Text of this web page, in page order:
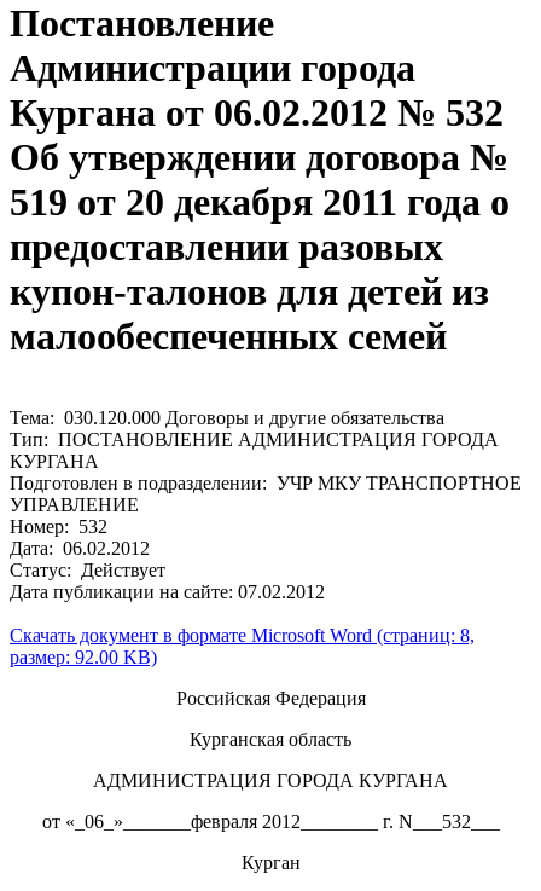
Постановление
Администрации города
Кургана от 06.02.2012 № 532
Об утверждении договора №
519 от 20 декабря 2011 года о
предоставлении разовых
купон-талонов для детей из
малообеспеченных семей
Тема: 030.120.000 Договоры и другие обязательства
Тип: ПОСТАНОВЛЕНИЕ АДМИНИСТРАЦИЯ ГОРОДА
КУРГАНА
Подготовлен в подразделении: УЧР МКУ ТРАНСПОРТНОЕ
УПРАВЛЕНИЕ
Номер: 532
Дата: 06.02.2012
Статус: Действует
Дата публикации на сайте: 07.02.2012
Скачать документ в формате Microsoft Word (страниц: 8,
размер: 92.00 KB)
Российская Федерация
Курганская область
АДМИНИСТРАЦИЯ ГОРОДА КУРГАНА
от «_06_»_______февраля 2012________ г. N___532___
Курган